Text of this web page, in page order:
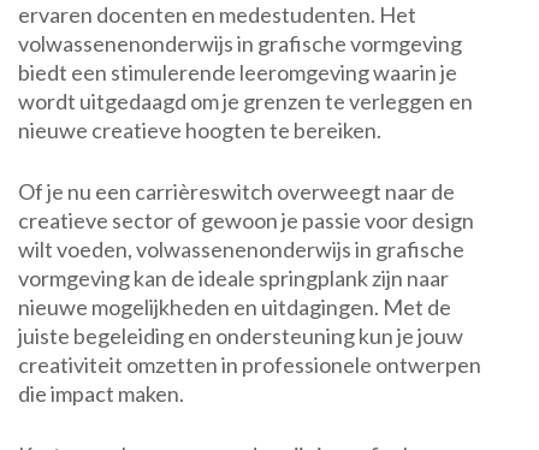
ervaren docenten en medestudenten. Het
volwassenenonderwijs in grafische vormgeving
biedt een stimulerende leeromgeving waarin je
wordt uitgedaagd om je grenzen te verleggen en
nieuwe creatieve hoogten te bereiken.
Of je nu een carrièreswitch overweegt naar de
creatieve sector of gewoon je passie voor design
wilt voeden, volwassenenonderwijs in grafische
vormgeving kan de ideale springplank zijn naar
nieuwe mogelijkheden en uitdagingen. Met de
juiste begeleiding en ondersteuning kun je jouw
creativiteit omzetten in professionele ontwerpen
die impact maken.